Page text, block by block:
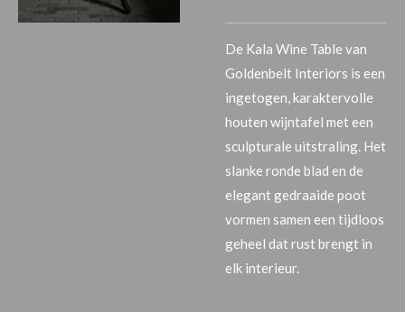
De Kala Wine Table van
Goldenbelt Interiors is een
ingetogen, karaktervolle
houten wijntafel met een
sculpturale uitstraling. Het
slanke ronde blad en de
elegant gedraaide poot
vormen samen een tijdloos
geheel dat rust brengt in
elk interieur.